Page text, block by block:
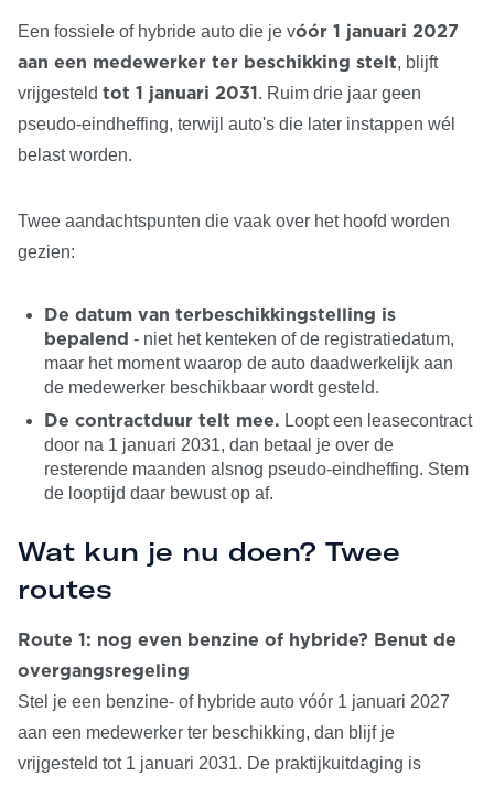
Een fossiele of hybride auto die je vóór 1 januari 2027
aan een medewerker ter beschikking stelt, blijft
vrijgesteld tot 1 januari 2031 . Ruim drie jaar geen
pseudo-eindheffing, terwijl auto's die later instappen wél
belast worden.
Twee aandachtspunten die vaak over het hoofd worden
gezien:
De datum van terbeschikkingstelling is
bepalend - niet het kenteken of de registratiedatum,
maar het moment waarop de auto daadwerkelijk aan
de medewerker beschikbaar wordt gesteld.
De contractduur telt mee. Loopt een leasecontract
door na 1 januari 2031, dan betaal je over de
resterende maanden alsnog pseudo-eindheffing. Stem
de looptijd daar bewust op af.
Wat kun je nu doen? Twee
routes
Route 1: nog even benzine of hybride? Benut de
overgangsregeling
Stel je een benzine- of hybride auto vóór 1 januari 2027
aan een medewerker ter beschikking, dan blijf je
vrijgesteld tot 1 januari 2031. De praktijkuitdaging is